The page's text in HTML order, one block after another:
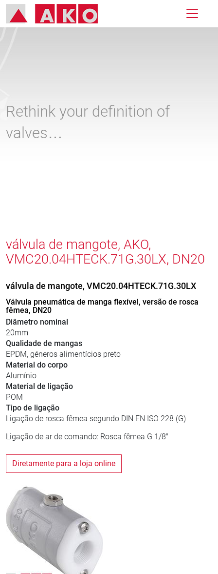
Rethink your definition of
valves…
válvula de mangote, AKO,
VMC20.04HTECK.71G.30LX, DN20
válvula de mangote, VMC20.04HTECK.71G.30LX
Válvula pneumática de manga flexível, versão de rosca
fêmea, DN20
Diâmetro nominal
20mm
Qualidade de mangas
EPDM, géneros alimentícios preto
Material do corpo
Alumínio
Material de ligação
POM
Tipo de ligação
Ligação de rosca fêmea segundo DIN EN ISO 228 (G)
Ligação de ar de comando: Rosca fêmea G 1/8"
Diretamente para a loja online